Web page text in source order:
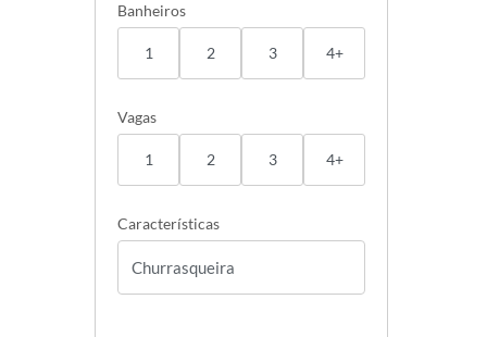
Banheiros
1 2 3 4+
Vagas
1 2 3 4+
Características